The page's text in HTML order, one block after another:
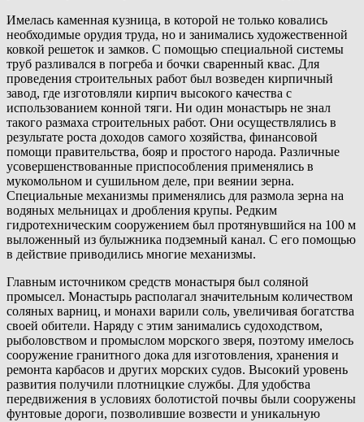
Имелась каменная кузница, в которой не только ковались
необходимые орудия труда, но и занимались художественной
ковкой решеток и замков. С помощью специальной системы
труб разливался в погреба и бочки сваренный квас. Для
проведения строительных работ был возведен кирпичный
завод, где изготовляли кирпич высокого качества с
использованием конной тяги. Ни один монастырь не знал
такого размаха строительных работ. Они осуществлялись в
результате роста доходов самого хозяйства, финансовой
помощи правительства, бояр и простого народа. Различные
усовершенствованные приспособления применялись в
мукомольном и сушильном деле, при веянии зерна.
Специальные механизмы применялись для размола зерна на
водяных мельницах и дробления крупы. Редким
гидротехническим сооружением был протянувшийся на 100 м
выложенный из булыжника подземный канал. С его помощью
в действие приводились многие механизмы.
Главным источником средств монастыря был соляной
промысел. Монастырь располагал значительным количеством
соляных варниц, и монахи варили соль, увеличивая богатства
своей обители. Наряду с этим занимались судоходством,
рыболовством и промыслом морского зверя, поэтому имелось
сооружение гранитного дока для изготовления, хранения и
ремонта карбасов и других морских судов. Высокий уровень
развития получили плотницкие службы. Для удобства
передвижения в условиях болотистой почвы были сооружены
фунтовые дороги, позволившие возвести и уникальную